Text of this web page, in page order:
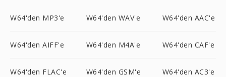
W64'den MP3'e W64'den WAV'e W64'den AAC'e
W64'den AIFF'e W64'den M4A'e W64'den CAF'e
W64'den FLAC'e W64'den GSM'e W64'den AC3'e